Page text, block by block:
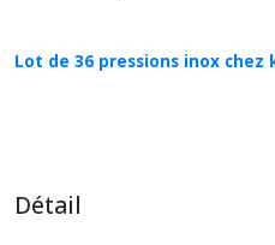
Lot de 36 pressions inox chez
Détail